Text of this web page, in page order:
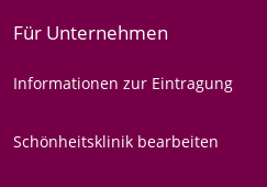
Für Unternehmen
Informationen zur Eintragung
Schönheitsklinik bearbeiten